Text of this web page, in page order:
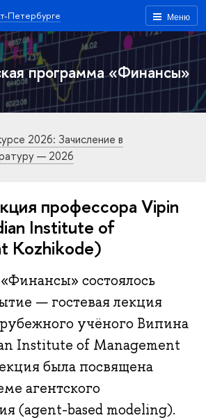
Меню
Петербурге
программа «Финансы»
2026: Зачисление в
— 2026
профессора Vipin
Institute of
Kozhikode)
состоялось
— гостевая лекция
учёного Випина
Institute of Management
была посвящена
агентского
(agent-based modeling).